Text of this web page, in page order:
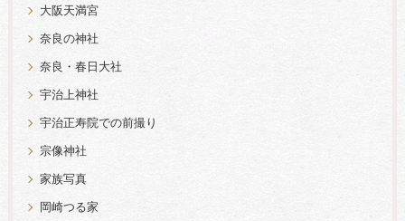
大阪天満宮
奈良の神社
奈良・春日大社
宇治上神社
宇治正寿院での前撮り
宗像神社
家族写真
岡崎つる家